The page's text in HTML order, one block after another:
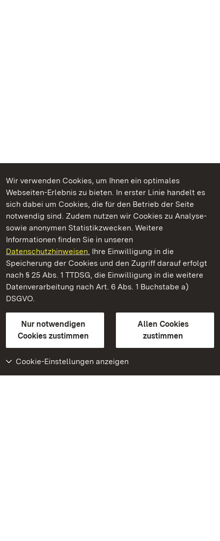
Wir verwenden Cookies, um Ihnen ein optimales
Webseiten-Erlebnis zu bieten. In erster Linie handelt es
sich dabei um Cookies, die für den Betrieb der Seite
notwendig sind. Zudem nutzen wir Cookies zu Analyse-
sowie anonymen Statistikzwecken. Weitere
Informationen finden Sie in unseren
Datenschutzhinweisen. Ihre Einwilligung in die
Speicherung der Cookies und den Zugriff darauf erfolgt
nach § 25 Abs. 1 TTDSG, die Einwilligung in die weitere
Datenverarbeitung nach Art. 6 Abs. 1 Buchstabe a)
DSGVO.
Nur notwendigen
Cookies zustimmen
Allen Cookies
zustimmen
Cookie-Einstellungen anzeigen
Kommen. Staunen. Genießen.
Burg Wäscherschloss
Staatliche Schlösser und Gärten Baden-Württemberg
Kontakt
GebärdenspracheLeichte Sprache
Erklärung zur Barrierefreiheit
BITV-konform (geprüfte Seiten)
Weiteres